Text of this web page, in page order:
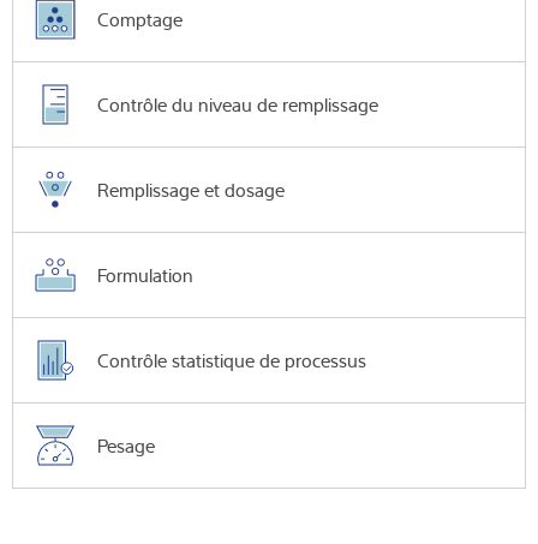
Comptage
Contrôle du niveau de remplissage
Remplissage et dosage
Formulation
Contrôle statistique de processus
Pesage